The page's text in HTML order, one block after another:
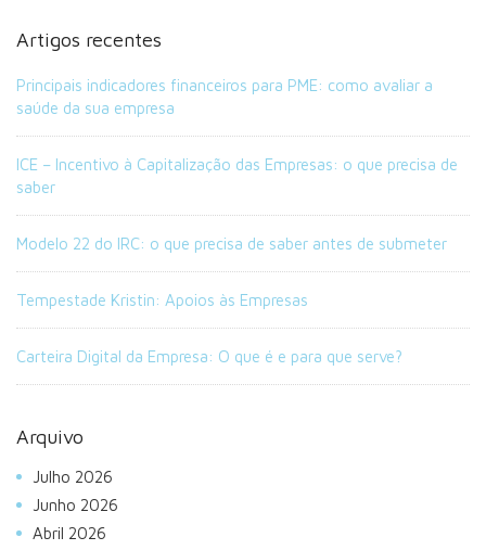
Artigos recentes
Principais indicadores financeiros para PME: como avaliar a
saúde da sua empresa
ICE – Incentivo à Capitalização das Empresas: o que precisa de
saber
Modelo 22 do IRC: o que precisa de saber antes de submeter
Tempestade Kristin: Apoios às Empresas
Carteira Digital da Empresa: O que é e para que serve?
Arquivo
Julho 2026
Junho 2026
Abril 2026